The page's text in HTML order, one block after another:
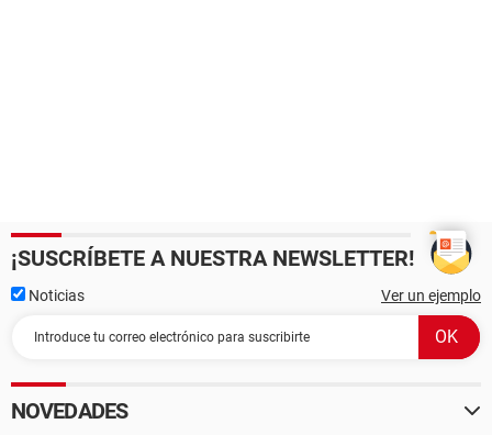
¡SUSCRÍBETE A NUESTRA NEWSLETTER!
Noticias Ver un ejemplo
NOVEDADES